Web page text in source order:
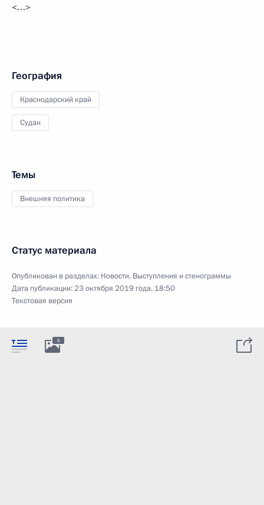
<…>
География
Краснодарский край
Судан
Темы
Внешняя политика
Статус материала
Опубликован в разделах: Новости, Выступления и стенограммы
Дата публикации:23 октября 2019 года, 18:50
Текстовая версия
6